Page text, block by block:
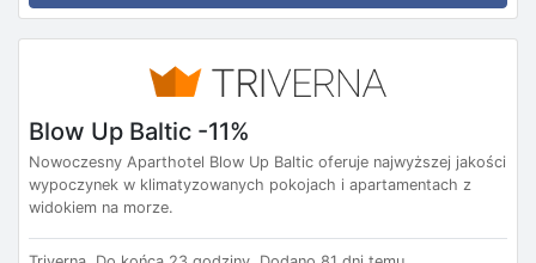
Blow Up Baltic -11%
Nowoczesny Aparthotel Blow Up Baltic oferuje najwyższej jakości
wypoczynek w klimatyzowanych pokojach i apartamentach z
widokiem na morze.